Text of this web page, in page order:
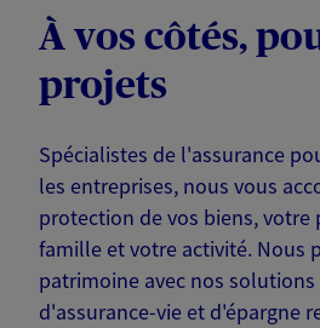
À vos côtés,
projets
Spécialistes de l'assurance
les entreprises, nous vous
protection de vos biens, votre
famille et votre activité. Nous
patrimoine avec nos
d'assurance-vie et d'épargne